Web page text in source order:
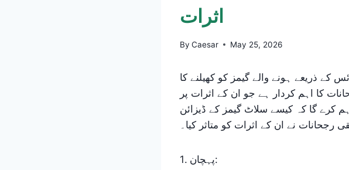
اثرات
By Caesar May 25, 2026
کے ذریعے ہونے والے گیمز کو کھیلنے کا
کا اہم کردار ہے جو ان کے اثرات پر
کرے گا کہ کیسے سلاٹ گیمز کے ڈیزائن
رجحانات نے ان کے اثرات کو متاثر کیا۔
1. پہچان: